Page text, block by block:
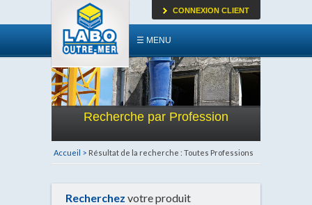
☰ MENU
CONNEXION CLIENT
Recherche par Profession
Accueil > Résultat de la recherche : Toutes Professions
Recherchez votre produit